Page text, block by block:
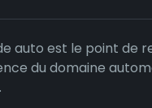
auto est le point de
du domaine